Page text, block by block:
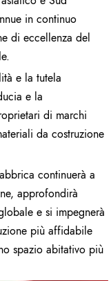
in continuo
di eccellenza del
e la tutela
e la
di marchi
da costruzione
continuerà a
approfondirà
e si impegnerà
più affidabile
spazio abitativo più